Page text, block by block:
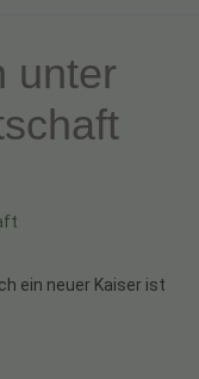
unter
ein neuer Kaiser ist